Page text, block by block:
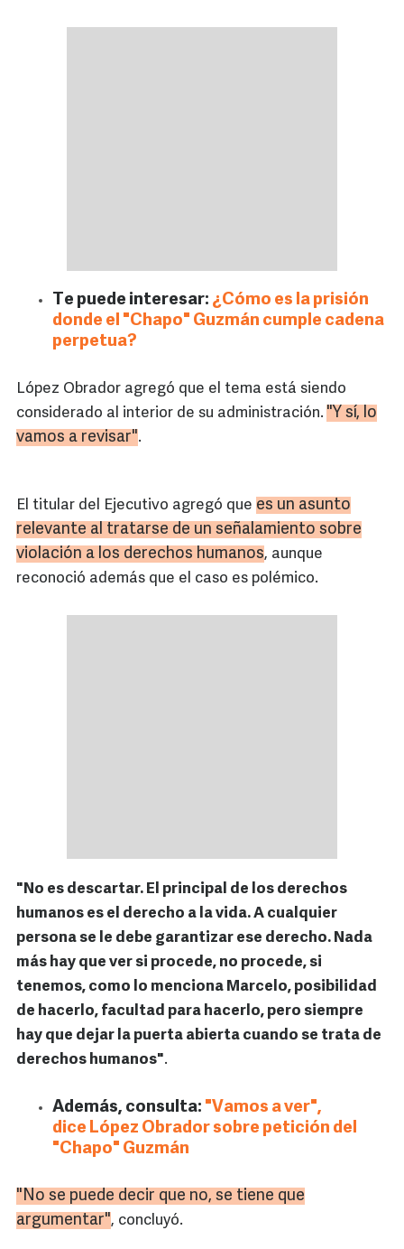
Te puede interesar: ¿Cómo es la prisión
donde el "Chapo" Guzmán cumple cadena
perpetua?
López Obrador agregó que el tema está siendo
considerado al interior de su administración. "Y sí, lo
vamos a revisar".
El titular del Ejecutivo agregó que es un asunto
relevante al tratarse de un señalamiento sobre
violación a los derechos humanos, aunque
reconoció además que el caso es polémico.
"No es descartar. El principal de los derechos
humanos es el derecho a la vida. A cualquier
persona se le debe garantizar ese derecho. Nada
más hay que ver si procede, no procede, si
tenemos, como lo menciona Marcelo, posibilidad
de hacerlo, facultad para hacerlo, pero siempre
hay que dejar la puerta abierta cuando se trata de
derechos humanos".
Además, consulta: "Vamos a ver",
dice López Obrador sobre petición del
"Chapo" Guzmán
"No se puede decir que no, se tiene que
argumentar", concluyó.